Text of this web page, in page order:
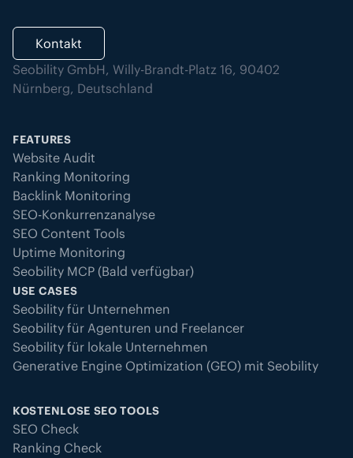
Kontakt
Seobility GmbH, Willy-Brandt-Platz 16, 90402
Nürnberg, Deutschland
FEATURES
Website Audit
Ranking Monitoring
Backlink Monitoring
SEO-Konkurrenzanalyse
SEO Content Tools
Uptime Monitoring
Seobility MCP (Bald verfügbar)
USE CASES
Seobility für Unternehmen
Seobility für Agenturen und Freelancer
Seobility für lokale Unternehmen
Generative Engine Optimization (GEO) mit Seobility
KOSTENLOSE SEO TOOLS
SEO Check
Ranking Check